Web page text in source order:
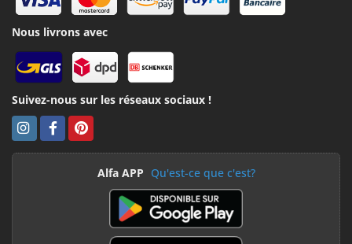
Nous livrons avec
Suivez-nous sur les réseaux sociaux !
Alfa APP Qu'est-ce que c'est?